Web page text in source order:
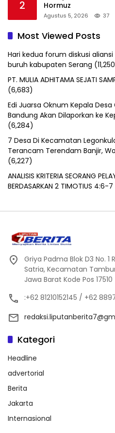
2
Hormuz
Agustus 5, 2026 37
Most Viewed Posts
Hari kedua forum diskusi
buruh kabupaten Serang
PT. MULIA ADHITAMA SEJATI
(6,683)
Edi Juarsa Oknum Kepala
Bandung Akan Dilaporkan ke
(6,284)
7 Desa Di Kecamatan
Terancam Terendam Banjir,
(6,227)
ANALISIS KRITERIA SEORANG
BERDASARKAN 2 TIMOTIUS 4:6-7
Griya Padma Blok D3 No. 1
Satria, Kecamatan
Jawa Barat Kode Pos 17510
:+62 81210152145 / +62
Kategori
Headline
advertorial
Berita
Jakarta
Internasional